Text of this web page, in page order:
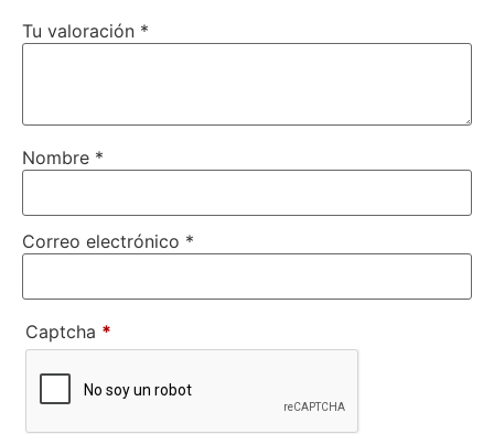
Tu valoración *
Nombre *
Correo electrónico *
Captcha *